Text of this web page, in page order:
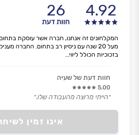
4.92
26
חוות דעת
אינו זמין
המקלחונים זה אנחנו, חברה אשר עוסקת
מעל 20 שנה עם ניסיון רב בתחום. החברה
בזכוכיות הכולל ליווי...
חוות דעת של שעיה
5.00
״הייתי מרוצה מהעבודה שלו.״